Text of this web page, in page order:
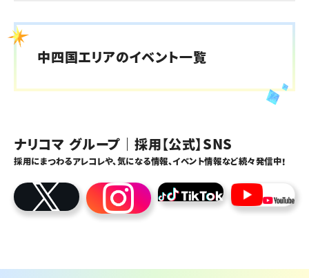
Web開催
ミナー／参加特典有◎
Web開催
2026年8月18日
中四国エリアのイベント一覧
ナリコマ グループ｜採用【公式】SNS
採用にまつわるアレコレや、気になる情報、イベント情報など続々発信中！